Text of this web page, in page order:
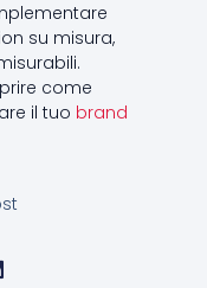
su misura,
come
il tuo brand